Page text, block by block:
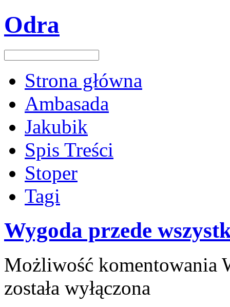
Odra
Strona główna
Ambasada
Jakubik
Spis Treści
Stoper
Tagi
Wygoda przede
Możliwość komentowania
została wyłączona